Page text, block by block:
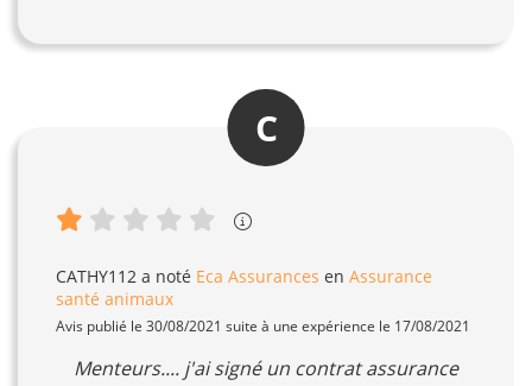
C
CATHY112 a noté Eca Assurances en Assurance
santé animaux
Avis publié le 30/08/2021 suite à une expérience le 17/08/2021
Menteurs.... j'ai signé un contrat assurance